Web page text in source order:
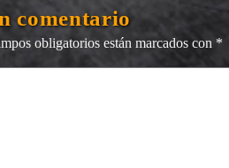
comentario
obligatorios están marcados con *